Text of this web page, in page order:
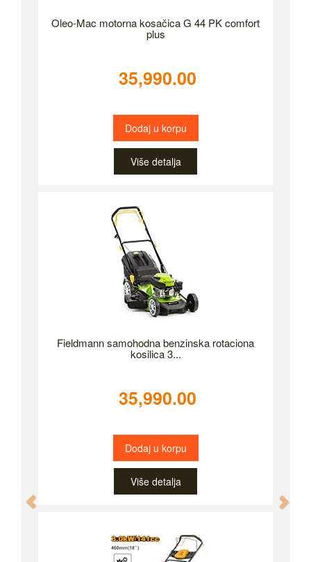
Oleo-Mac motorna kosačica G 44 PK comfort
plus
35,990.00
Dodaj u korpu
Više detalja
Fieldmann samohodna benzinska rotaciona
kosilica 3...
35,990.00
Dodaj u korpu
Više detalja